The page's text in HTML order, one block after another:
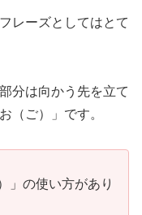
レーズとしてはとて
分は向かう先を立て
（ご）」です。
」の使い方があり